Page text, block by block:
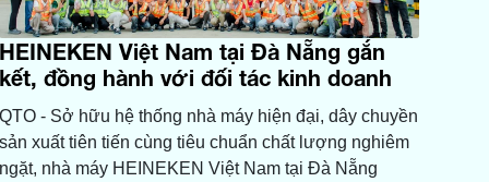
Việt Nam tại Đà Nẵng gắn
đồng hành với đối tác kinh doanh
- Sở hữu hệ thống nhà máy hiện đại, dây chuyền
xuất tiên tiến cùng tiêu chuẩn chất lượng nghiêm
nhà máy HEINEKEN Việt Nam tại Đà Nẵng